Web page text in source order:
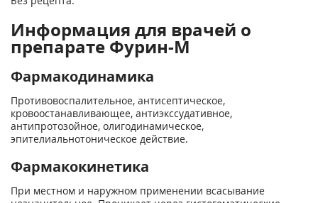
Информация для врачей о
препарате Фурин-М
Фармакодинамика
Противовоспалительное, антисептическое,
кровоостанавливающее, антиэкссудативное,
антипротозойное, олигодинамическое,
эпителиальнотоническое действие.
Фармакокинетика
При местном и наружном применении всасывание